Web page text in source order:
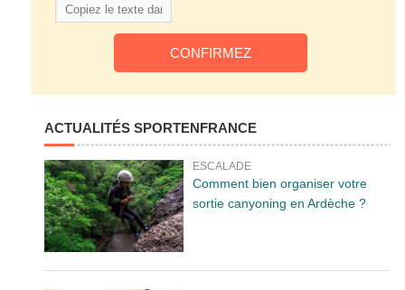
ACTUALITÉS SPORTENFRANCE
ESCALADE
Comment bien organiser votre
sortie canyoning en Ardèche ?